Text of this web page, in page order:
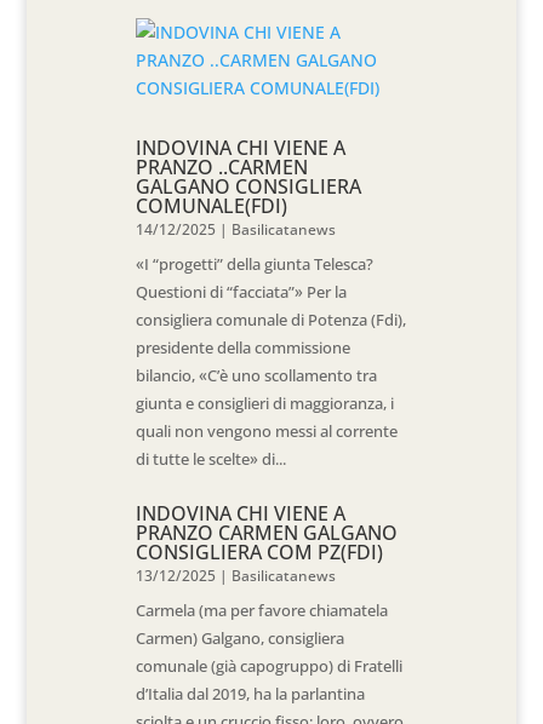
INDOVINA CHI VIENE A
PRANZO ..CARMEN
GALGANO CONSIGLIERA
COMUNALE(FDI)
14/12/2025 | Basilicatanews
«I “progetti” della giunta Telesca?
Questioni di “facciata”» Per la
consigliera comunale di Potenza (Fdi),
presidente della commissione
bilancio, «C’è uno scollamento tra
giunta e consiglieri di maggioranza, i
quali non vengono messi al corrente
di tutte le scelte» di...
INDOVINA CHI VIENE A
PRANZO CARMEN GALGANO
CONSIGLIERA COM PZ(FDI)
13/12/2025 | Basilicatanews
Carmela (ma per favore chiamatela
Carmen) Galgano, consigliera
comunale (già capogruppo) di Fratelli
d’Italia dal 2019, ha la parlantina